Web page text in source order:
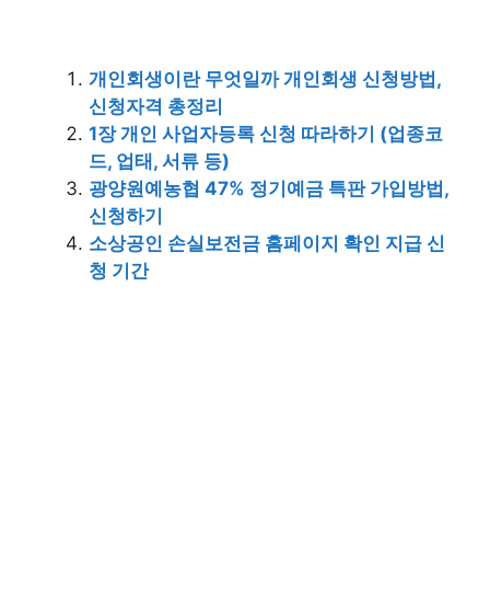
개인회생이란 무엇일까 개인회생 신청방법,
신청자격 총정리
1장 개인 사업자등록 신청 따라하기 (업종코
드, 업태, 서류 등)
광양원예농협 47% 정기예금 특판 가입방법,
신청하기
소상공인 손실보전금 홈페이지 확인 지급 신
청 기간